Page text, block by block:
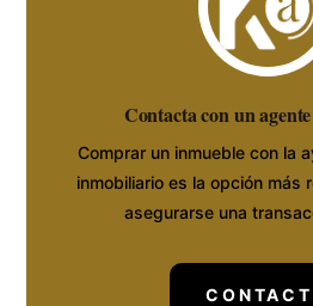
Contacta con un
Comprar un inmueble con la
inmobiliario es la opción más
asegurarse una